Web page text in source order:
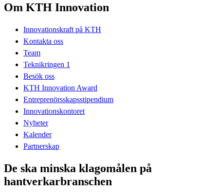
Om KTH Innovation
Innovationskraft på KTH
Kontakta oss
Team
Teknikringen 1
Besök oss
KTH Innovation Award
Entreprenörsskapsstipendium
Innovationskontoret
Nyheter
Kalender
Partnerskap
De ska minska klagomålen på
hantverkarbranschen